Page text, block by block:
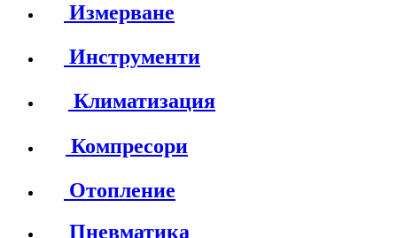
Измерване
Инструменти
Климатизация
Компресори
Отопление
Пневматика